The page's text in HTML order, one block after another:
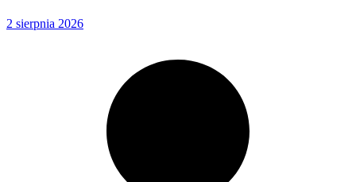
2 sierpnia 2026